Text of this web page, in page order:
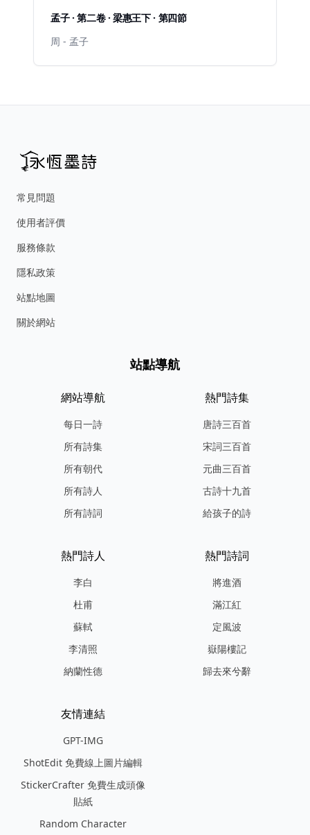
孟子 · 第二卷 · 梁惠王下 · 第四節
周 - 孟子
常見問題
使用者評價
服務條款
隱私政策
站點地圖
關於網站
站點導航
網站導航
每日一詩
所有詩集
所有朝代
所有詩人
所有詩詞
熱門詩集
唐詩三百首
宋詞三百首
元曲三百首
古詩十九首
給孩子的詩
熱門詩人
李白
杜甫
蘇軾
李清照
納蘭性德
熱門詩詞
將進酒
滿江紅
定風波
嶽陽樓記
歸去來兮辭
友情連結
GPT-IMG
ShotEdit 免費線上圖片編輯
StickerCrafter 免費生成頭像
貼紙
Random Character